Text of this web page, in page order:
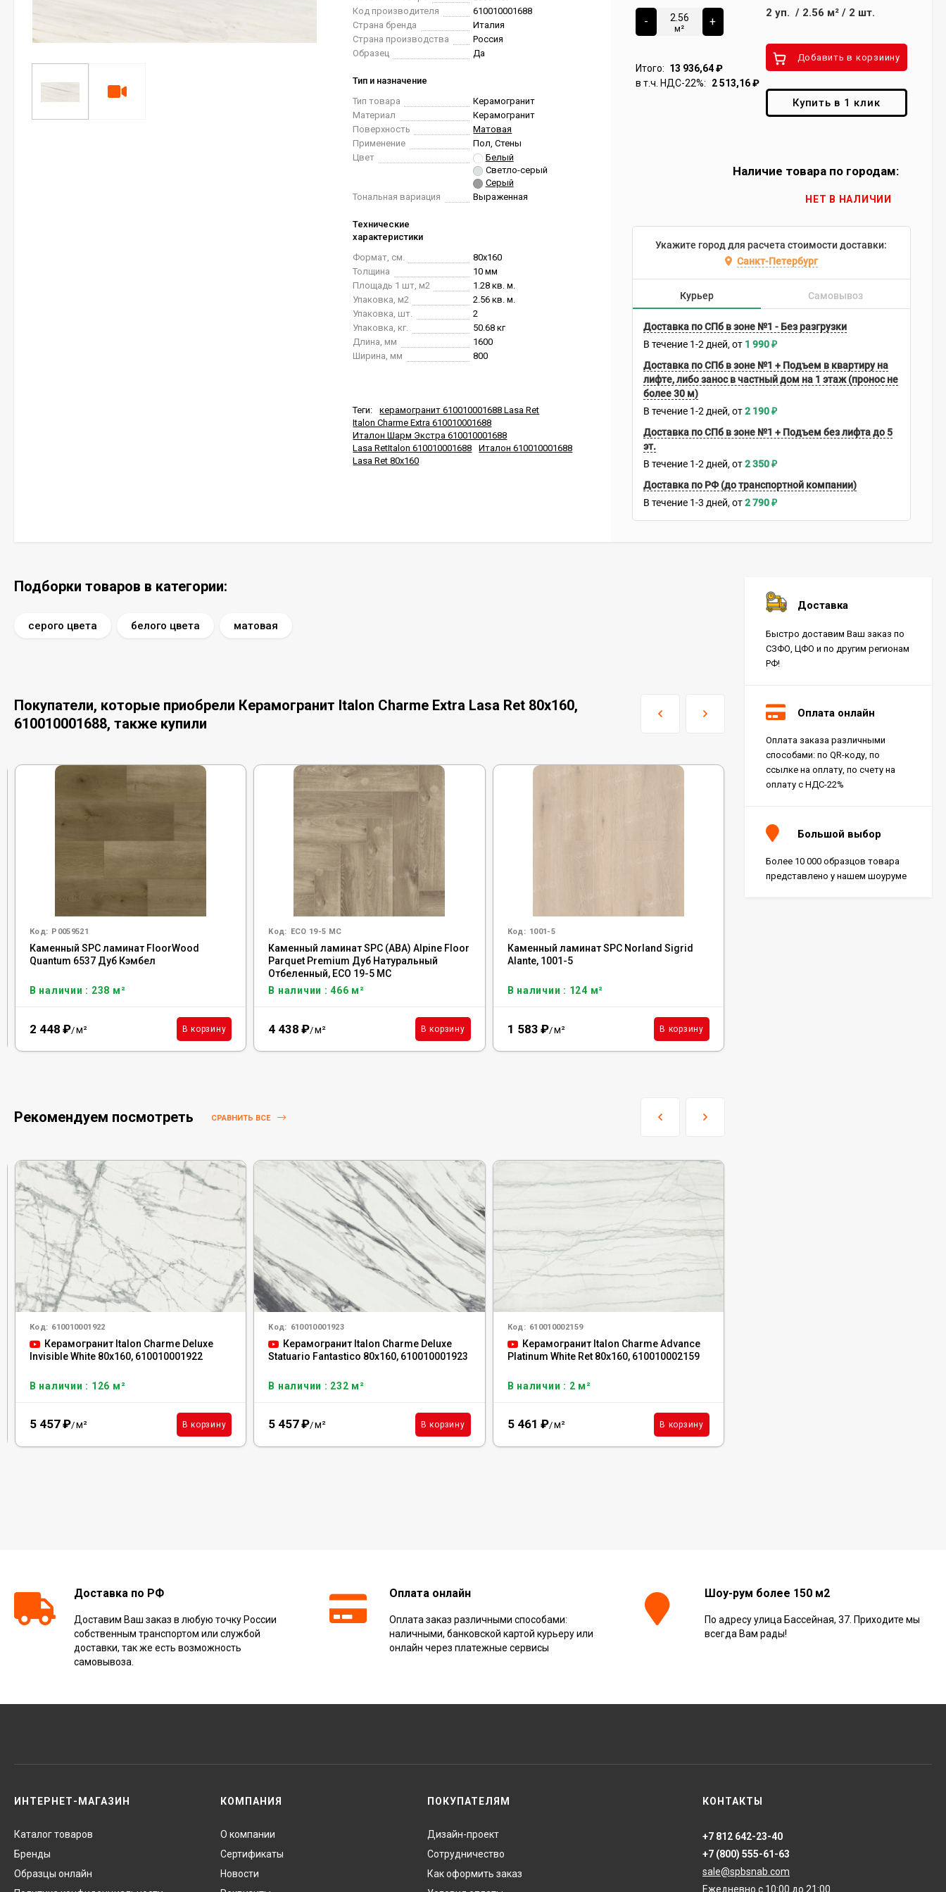
Код производителя
610010001688
Страна бренда
Италия
Страна производства
Россия
Образец
Да
Тип и назначение
Тип товара
Керамогранит
Материал
Керамогранит
Поверхность
Матовая
Применение
Пол, Стены
Цвет
Белый
Светло-серый
Серый
Тональная вариация
Выраженная
Технические
характеристики
Формат, см.
80x160
Толщина
10 мм
Площадь 1 шт, м2
1.28 кв. м.
Упаковка, м2
2.56 кв. м.
Упаковка, шт.
2
Упаковка, кг.
50.68 кг
Длина, мм
1600
Ширина, мм
800
Теги:
керамогранит 610010001688 Lasa Ret
Italon Charme Extra 610010001688
Италон Шарм Экстра 610010001688
Lasa RetItalon 610010001688
Италон 610010001688
Lasa Ret 80x160
-
м²
+
Итого: 13 936,64₽
в т.ч. НДС-22%:
2 513,16₽
2 уп. / 2.56 м²/ 2 шт.
Добавить в корзиину
Купить в 1 клик
Наличие товара по городам:
НЕТ В НАЛИЧИИ
Укажите город для расчета стоимости доставки:
Санкт-Петербург
Курьер Самовывоз
Доставка по СПб в зоне №1 - Без разгрузки
В течение 1-2 дней 1 990₽
Доставка по СПб в зоне №1 + Подъем в квартиру на
лифте, либо занос в частный дом на 1 этаж (пронос не
более 30 м)
В течение 1-2 дней 2 190₽
Доставка по СПб в зоне №1 + Подъем без лифта до 5
эт.
В течение 1-2 дней 2 350₽
Доставка по РФ (до транспортной компании)
В течение 1-3 дней 2 790₽
Подборки товаров в категории:
серого цвета белого цвета матовая
Покупатели, которые приобрели Керамогранит Italon Charme Extra Lasa Ret 80x160,
610010001688, также купили
Код: Р0059521
Каменный SPC ламинат FloorWood
Quantum 6537 Дуб Кэмбел
В наличии : 238 м²
2 448 ₽/м² В корзину
Код: ECO 19-5 MC
Каменный ламинат SPC (ABA) Alpine Floor
Parquet Premium Дуб Натуральный
Отбеленный, ECO 19-5 MC
В наличии : 466 м²
4 438 ₽/м² В корзину
Код: 1001-5
Каменный ламинат SPC Norland Sigrid
Alante, 1001-5
В наличии : 124 м²
1 583 ₽/м² В корзину
Рекомендуем посмотреть СРАВНИТЬ ВСЕ
Код: 610010001922
Керамогранит Italon Charme Deluxe
Invisible White 80x160, 610010001922
В наличии : 126 м²
5 457₽/м² В корзину
Код: 610010001923
Керамогранит Italon Charme Deluxe
Statuario Fantastico 80x160, 610010001923
В наличии : 232 м²
5 457₽/м² В корзину
Код: 610010002159
Керамогранит Italon Charme Advance
Platinum White Ret 80x160, 610010002159
В наличии : 2 м²
5 461 ₽/м² В корзину
Доставка
Быстро доставим Ваш заказ по
СЗФО, ЦФО и по другим регионам
РФ!
Оплата онлайн
Оплата заказа различными
способами: по QR-коду, по
ссылке на оплату, по счету на
оплату с НДС-22%
Большой выбор
Более 10 000 образцов товара
представлено у нашем шоуруме
Доставка по РФ
Доставим Ваш заказ в любую точку России
собственным транспортом или службой
доставки, так же есть возможность
самовывоза.
Оплата онлайн
Оплата заказ различными способами:
наличными, банковской картой курьеру или
онлайн через платежные сервисы
Шоу-рум более 150 м2
По адресу улица Бассейная, 37. Приходите мы
всегда Вам рады!
ИНТЕРНЕТ-МАГАЗИН
Каталог товаров
Бренды
Образцы онлайн
КОМПАНИЯ
О компании
Сертификаты
Новости
ПОКУПАТЕЛЯМ
Дизайн-проект
Сотрудничество
Как оформить заказ
КОНТАКТЫ
+7 812 642-23-40
+7 (800) 555-61-63
sale@spbsnab.com
Ежедневно с 10:00 до 21:00